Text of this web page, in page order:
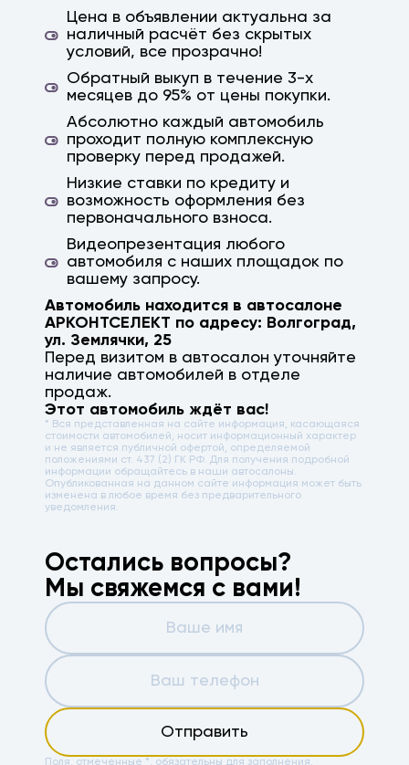
Цена в объявлении актуальна за
наличный расчёт без скрытых
условий, все прозрачно!
Обратный выкуп в течение 3-х
месяцев до 95% от цены покупки.
Абсолютно каждый автомобиль
проходит полную комплексную
проверку перед продажей.
Низкие ставки по кредиту и
возможность оформления без
первоначального взноса.
Видеопрезентация любого
автомобиля с наших площадок по
вашему запросу.
Автомобиль находится в автосалоне
АРКОНТСЕЛЕКТ по адресу: Волгоград,
ул. Землячки, 25
Перед визитом в автосалон уточняйте
наличие автомобилей в отделе
продаж.
Этот автомобиль ждёт вас!
* Вся представленная на сайте информация, касающаяся
стоимости автомобилей, носит информационный характер
и не является публичной офертой, определяемой
положениями ст. 437 (2) ГК РФ. Для получения подробной
информации обращайтесь в наши автосалоны.
Опубликованная на данном сайте информация может быть
изменена в любое время без предварительного
уведомления.
Остались вопросы?
Мы свяжемся с вами!
Отправить
Поля, отмеченные *, обязательны для заполнения.